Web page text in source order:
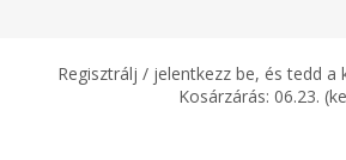
Regisztrálj / jelentkezz be, és tedd a
Kosárzárás: 06.23.